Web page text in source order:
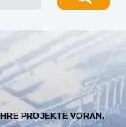
PROJEKTE VORAN.